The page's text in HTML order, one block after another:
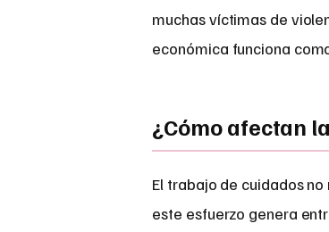
muchas víctimas de
económica funciona
¿Cómo afectan
El trabajo de cuidados
este esfuerzo genera